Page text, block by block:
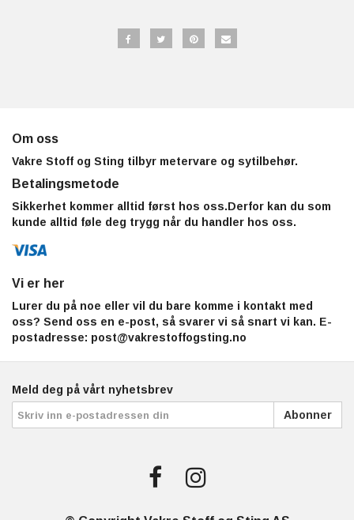
Om oss
Vakre Stoff og Sting tilbyr metervare og sytilbehør.
Betalingsmetode
Sikkerhet kommer alltid først hos oss.Derfor kan du som
kunde alltid føle deg trygg når du handler hos oss.
Vi er her
Lurer du på noe eller vil du bare komme i kontakt med
oss? Send oss en e-post, så svarer vi så snart vi kan. E-
postadresse: post@vakrestoffogsting.no
Meld deg på vårt nyhetsbrev
Abonner